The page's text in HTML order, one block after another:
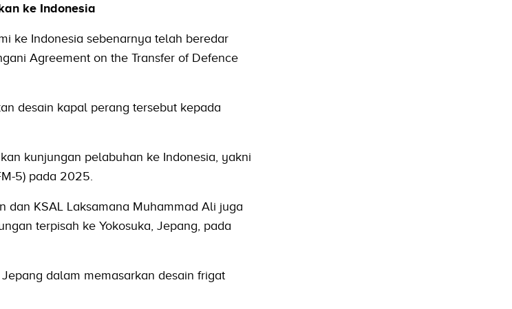
ke Indonesia
ke Indonesia sebenarnya telah beredar
Agreement on the Transfer of Defence
desain kapal perang tersebut kepada
kunjungan pelabuhan ke Indonesia, yakni
5) pada 2025.
dan KSAL Laksamana Muhammad Ali juga
terpisah ke Yokosuka, Jepang, pada
dalam memasarkan desain frigat